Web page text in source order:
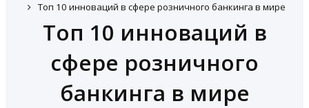
Топ 10 инноваций в сфере розничного банкинга в мире
Топ 10 инноваций в
сфере розничного
банкинга в мире